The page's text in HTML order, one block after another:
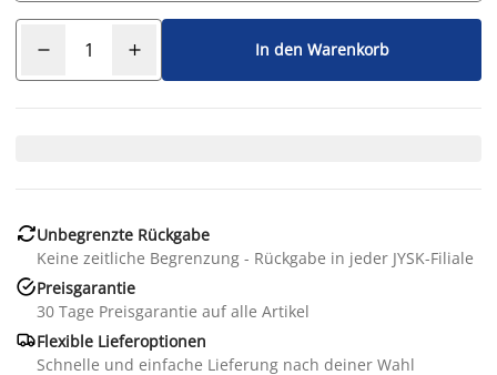
In den Warenkorb
Unbegrenzte Rückgabe
Keine zeitliche Begrenzung - Rückgabe in jeder JYSK-Filiale
Preisgarantie
30 Tage Preisgarantie auf alle Artikel
Flexible Lieferoptionen
Schnelle und einfache Lieferung nach deiner Wahl